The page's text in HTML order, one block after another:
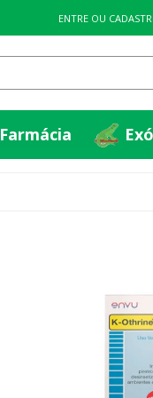
ENTRE OU
Farmácia
Farmácia